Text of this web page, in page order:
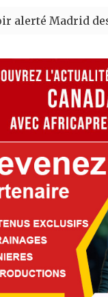
Madrid des